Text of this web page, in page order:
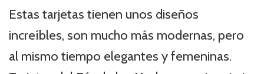
Estas tarjetas tienen unos diseños
increíbles, son mucho más modernas, pero
al mismo tiempo elegantes y femeninas.